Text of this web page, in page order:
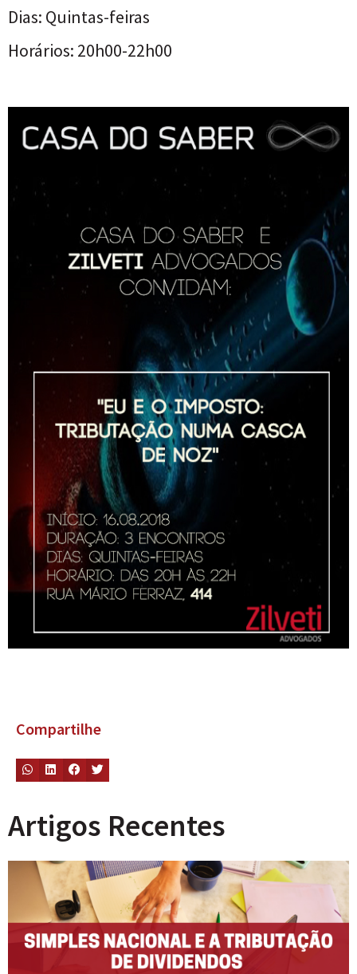
Dias: Quintas-feiras
Horários: 20h00-22h00
Compartilhe
Artigos Recentes